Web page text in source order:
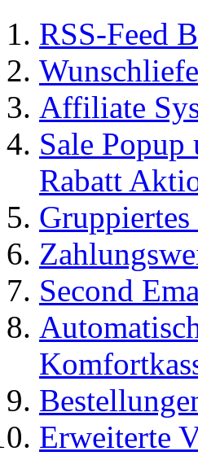
RSS-Feed
Affiliate
Sale
Rabatt
Second
Erweiterte